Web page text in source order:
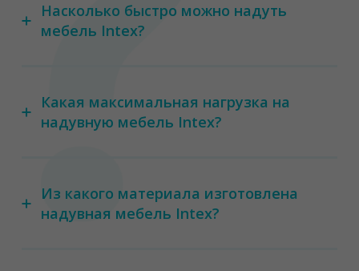
Насколько быстро можно надуть
мебель Intex?
Какая максимальная нагрузка на
надувную мебель Intex?
Из какого материала изготовлена
надувная мебель Intex?